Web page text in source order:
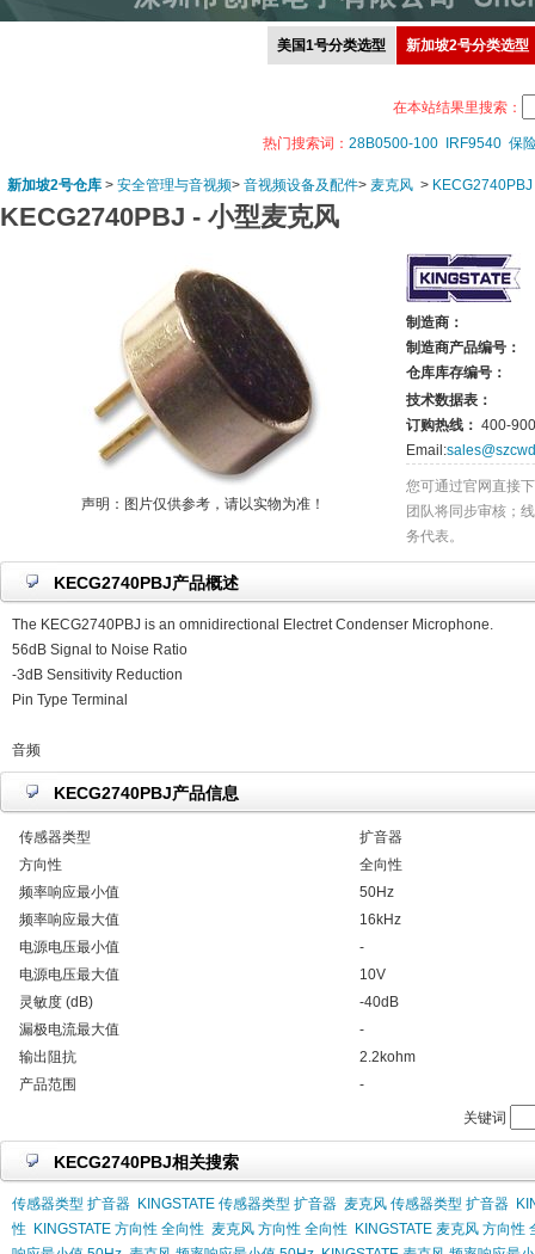
美国1号分类选型 新加坡2号分类选型
在本站结果里搜索：
热门搜索词： 28B0500-100 IRF9540 保
新加坡2号仓库 > 安全管理与音视频> 音视频设备及配件> 麦克风 > KECG2740PBJ
KECG2740PBJ - 小型麦克风
声明：图片仅供参考，请以实物为准！
制造商：
制造商产品编号：
仓库库存编号：
技术数据表：
订购热线： 400-
Email:
您可通过官网直接
团队将同步审核；
务代表。
KECG2740PBJ产品概述
The KECG2740PBJ is an omnidirectional Electret Condenser Microphone.
56dB Signal to Noise Ratio
-3dB Sensitivity Reduction
Pin Type Terminal
音频
KECG2740PBJ产品信息
传感器类型
扩音器
方向性
全向性
频率响应最小值
50Hz
频率响应最大值
16kHz
电源电压最小值
-
电源电压最大值
10V
灵敏度 (dB)
-40dB
漏极电流最大值
-
输出阻抗
2.2kohm
产品范围
-
关键词
KECG2740PBJ相关搜索
传感器类型 扩音器 KINGSTATE 传感器类型 扩音器 麦克风 传感器类型 扩音器
性 KINGSTATE 方向性 全向性 麦克风 方向性 全向性 KINGSTATE 麦克风 方向性